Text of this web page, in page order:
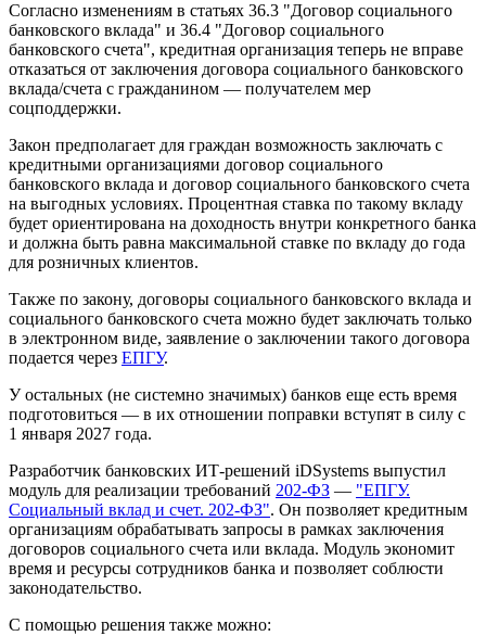
Согласно изменениям в статьях 36.3 "Договор социального
банковского вклада" и 36.4 "Договор социального
банковского счета", кредитная организация теперь не вправе
отказаться от заключения договора социального банковского
вклада/счета с гражданином — получателем мер
соцподдержки.
Закон предполагает для граждан возможность заключать с
кредитными организациями договор социального
банковского вклада и договор социального банковского счета
на выгодных условиях. Процентная ставка по такому вкладу
будет ориентирована на доходность внутри конкретного банка
и должна быть равна максимальной ставке по вкладу до года
для розничных клиентов.
Также по закону, договоры социального банковского вклада и
социального банковского счета можно будет заключать только
в электронном виде, заявление о заключении такого договора
подается через ЕПГУ.
У остальных (не системно значимых) банков еще есть время
подготовиться — в их отношении поправки вступят в силу с
1 января 2027 года.
Разработчик банковских ИТ-решений iDSystems выпустил
модуль для реализации требований 202-ФЗ — "ЕПГУ.
Социальный вклад и счет. 202-ФЗ". Он позволяет кредитным
организациям обрабатывать запросы в рамках заключения
договоров социального счета или вклада. Модуль экономит
время и ресурсы сотрудников банка и позволяет соблюсти
законодательство.
С помощью решения также можно: